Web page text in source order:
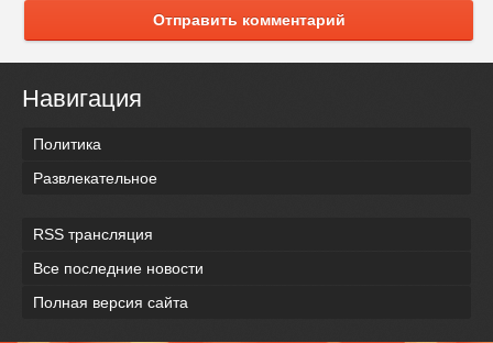
Отправить комментарий
Навигация
Политика
Развлекательное
RSS трансляция
Все последние новости
Полная версия сайта